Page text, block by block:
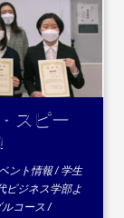
スピー
ント情報/学生
ビジネス学部よ
コース/